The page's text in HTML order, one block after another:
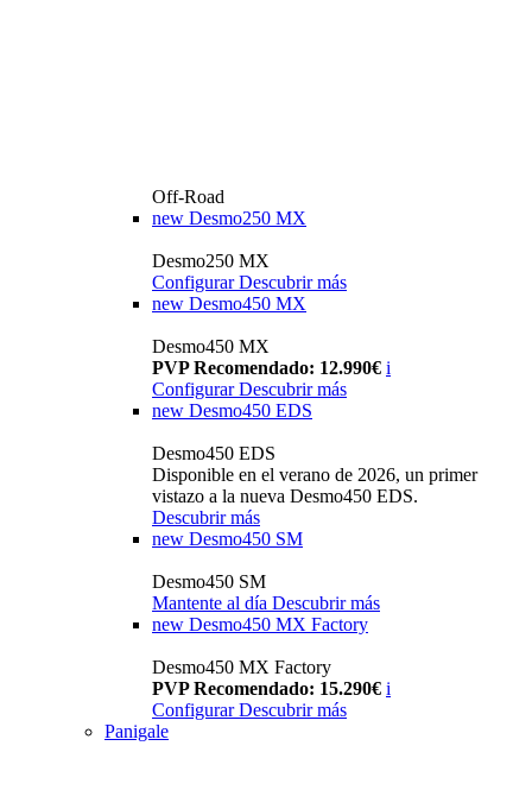
Off-Road
new Desmo250 MX
Desmo250 MX
Configurar Descubrir más
new Desmo450 MX
Desmo450 MX
PVP Recomendado: 12.990€ i
Configurar Descubrir más
new Desmo450 EDS
Desmo450 EDS
Disponible en el verano de 2026, un primer
vistazo a la nueva Desmo450 EDS.
Descubrir más
new Desmo450 SM
Desmo450 SM
Mantente al día Descubrir más
new Desmo450 MX Factory
Desmo450 MX Factory
PVP Recomendado: 15.290€ i
Configurar Descubrir más
Panigale